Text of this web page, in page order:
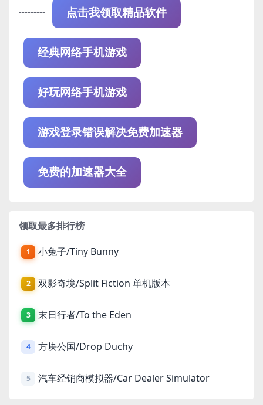
--------- 点击我领取精品软件
经典网络手机游戏
好玩网络手机游戏
游戏登录错误解决免费加速器
免费的加速器大全
领取最多排行榜
1 小兔子/Tiny Bunny
2 双影奇境/Split Fiction 单机版本
3 末日行者/To the Eden
4 方块公国/Drop Duchy
5 汽车经销商模拟器/Car Dealer Simulator